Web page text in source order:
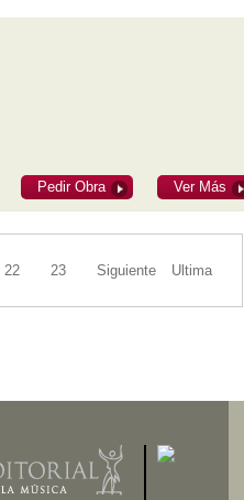
Pedir Obra Ver Más
22 23 Siguiente Ultima